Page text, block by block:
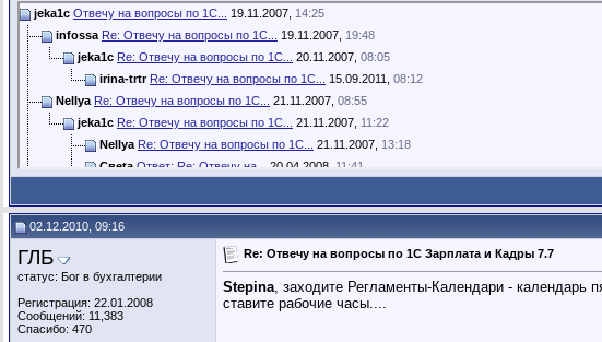
jeka1c Отвечу на вопросы по 1С... 19.11.2007, 14:25
infossa Re: Отвечу на вопросы по 1С... 19.11.2007, 19:48
jeka1c Re: Отвечу на вопросы по 1С... 20.11.2007, 08:05
irina-trtr Re: Отвечу на вопросы по 1С... 15.09.2011, 08:12
Nellya Re: Отвечу на вопросы по 1С... 21.11.2007, 08:55
jeka1c Re: Отвечу на вопросы по 1С... 21.11.2007, 11:22
Nellya Re: Отвечу на вопросы по 1С... 21.11.2007, 13:18
Свеta Ответ: Re: Отвечу на... 20.04.2008, 11:41
Дебет-кредит Re: Отвечу на вопросы по 1С...31.03.2011,00:53
Oksanka Re: Отвечу на вопросы по 1С...
Re: Отвечу на вопросы по 1С...29.11.2007,15:46
Sombra Re: Отвечу на вопросы по 1С...30.11.2007,13:34
jeka1c
Re: Отвечу на вопросы по 1С...
02.12.2010, 09:16
ГЛБ
статус: Бог в бухгалтерии
Регистрация: 22.01.2008
Сообщений: 11,383
Спасибо: 470
Re: Отвечу на вопросы по 1С Зарплата и Кадры 7.7
Stepina, заходите Регламенты-Календари - календарь
ставите рабочие часы....